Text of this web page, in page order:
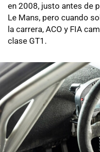
en 2008, justo antes de
Le Mans, pero cuando
la carrera, ACO y FIA
clase GT1.